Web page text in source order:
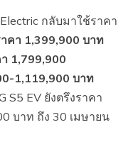
กลับมาใช้ราคา
คา 1,399,900 บาท
1,799,900
1,119,900 บาท
S5 EV ยังตรึงราคา
บาท ถึง 30 เมษายน